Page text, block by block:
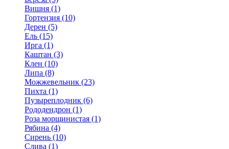
Вишня (1)
Гортензия (10)
Дерен (5)
Ель (15)
Ирга (1)
Каштан (3)
Клен (10)
Липа (8)
Можжевельник (23)
Пихта (1)
Пузыреплодник (6)
Рододендрон (1)
Роза морщинистая (1)
Рябина (4)
Сирень (10)
Слива (1)